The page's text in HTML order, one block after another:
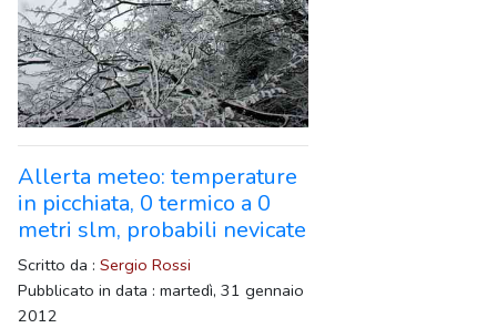
Allerta meteo: temperature
in picchiata, 0 termico a 0
metri slm, probabili nevicate
Scritto da : Sergio Rossi
Pubblicato in data : martedì, 31 gennaio
2012